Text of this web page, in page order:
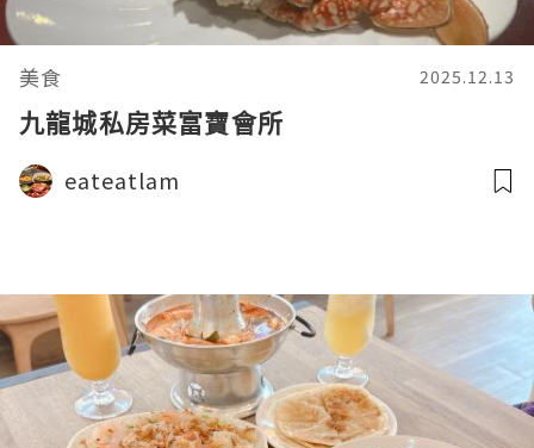
美食 2025.12.13
九龍城私房菜富寶會所
eateatlam